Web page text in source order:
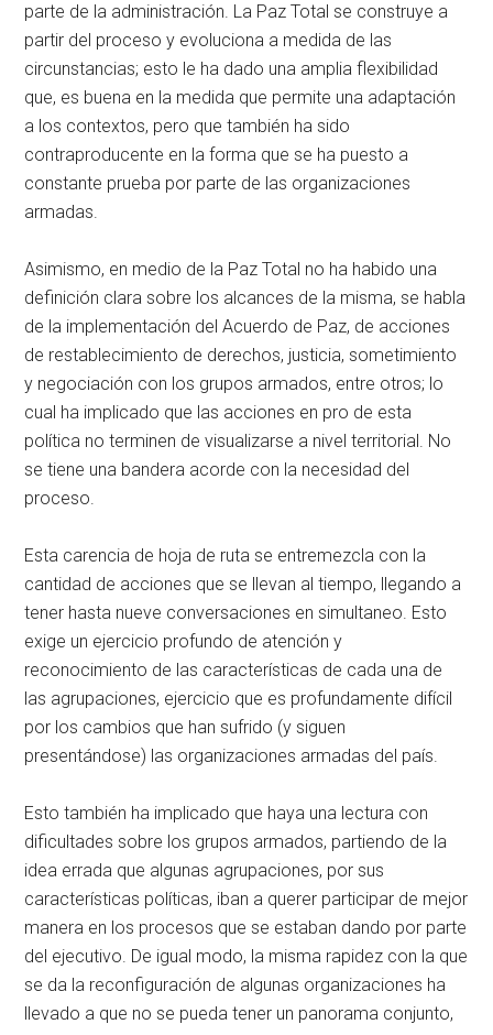
parte de la administración. La Paz Total se construye a
partir del proceso y evoluciona a medida de las
circunstancias; esto le ha dado una amplia flexibilidad
que, es buena en la medida que permite una adaptación
a los contextos, pero que también ha sido
contraproducente en la forma que se ha puesto a
constante prueba por parte de las organizaciones
armadas.
Asimismo, en medio de la Paz Total no ha habido una
definición clara sobre los alcances de la misma, se habla
de la implementación del Acuerdo de Paz, de acciones
de restablecimiento de derechos, justicia, sometimiento
y negociación con los grupos armados, entre otros; lo
cual ha implicado que las acciones en pro de esta
política no terminen de visualizarse a nivel territorial. No
se tiene una bandera acorde con la necesidad del
proceso.
Esta carencia de hoja de ruta se entremezcla con la
cantidad de acciones que se llevan al tiempo, llegando a
tener hasta nueve conversaciones en simultaneo. Esto
exige un ejercicio profundo de atención y
reconocimiento de las características de cada una de
las agrupaciones, ejercicio que es profundamente difícil
por los cambios que han sufrido (y siguen
presentándose) las organizaciones armadas del país.
Esto también ha implicado que haya una lectura con
dificultades sobre los grupos armados, partiendo de la
idea errada que algunas agrupaciones, por sus
características políticas, iban a querer participar de mejor
manera en los procesos que se estaban dando por parte
del ejecutivo. De igual modo, la misma rapidez con la que
se da la reconfiguración de algunas organizaciones ha
llevado a que no se pueda tener un panorama conjunto,